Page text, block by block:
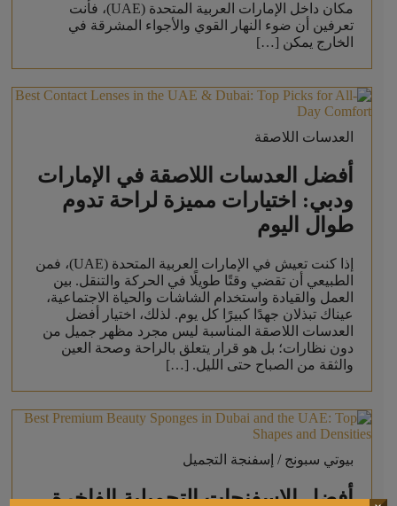
مكان داخل الإمارات العربية المتحدة (UAE)، فأنت
تعرفين أن ضوء النهار القوي والأجواء المشرقة في
الخارج يمكن […]
العدسات اللاصقة
أفضل العدسات اللاصقة في الإمارات
ودبي: اختيارات مميزة لراحة تدوم
طوال اليوم
إذا كنت تعيش في الإمارات العربية المتحدة (UAE)، فمن
الطبيعي أن تقضي وقتًا طويلًا في الحركة والتنقل. بين
العمل والقيادة واستخدام الشاشات والحياة الاجتماعية،
عيناك تبذلان جهدًا كبيرًا كل يوم. لذلك، اختيار أفضل
العدسات اللاصقة المناسبة ليس مجرد مظهر جميل من
دون نظارات؛ بل هو قرار يتعلق بالراحة وصحة العين
والثقة من الصباح حتى الليل. […]
بيوتي سبونج / إسفنجة التجميل
أفضل الإسفنجات التجميلية الفاخرة